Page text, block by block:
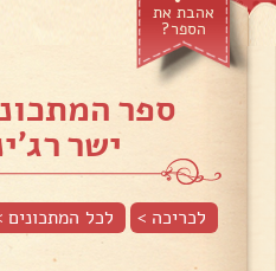
אהבת את
הספר?
ספר
ישר
לכריכה > לכל המתכונים